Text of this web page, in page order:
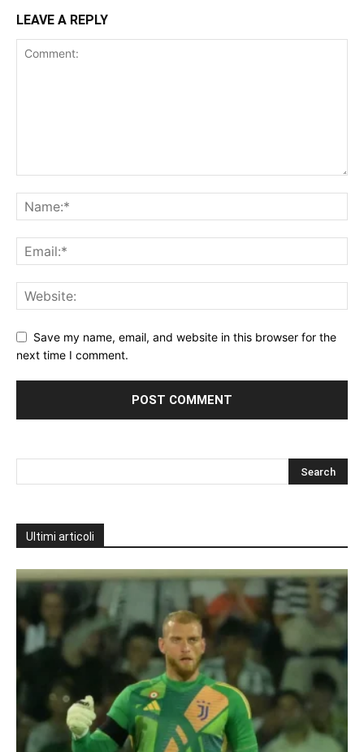
LEAVE A REPLY
Save my name, email, and website in this browser for the
next time I comment.
Ultimi articoli